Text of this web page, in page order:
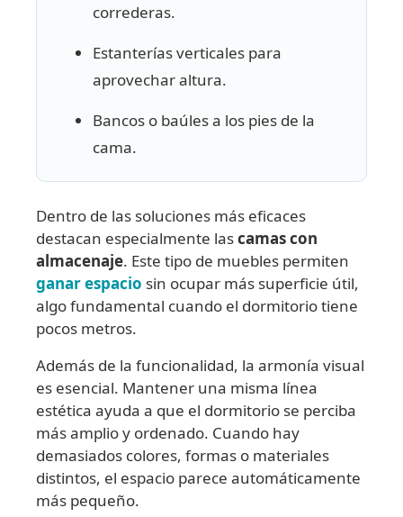
correderas.
Estanterías verticales para
aprovechar altura.
Bancos o baúles a los pies de la
cama.
Dentro de las soluciones más eficaces
destacan especialmente lascamas con
almacenaje. Este tipo de muebles permiten
ganar espacio sin ocupar más superficie útil,
algo fundamental cuando el dormitorio tiene
pocos metros.
Además de la funcionalidad, la armonía visual
es esencial. Mantener una misma línea
estética ayuda a que el dormitorio se perciba
más amplio y ordenado. Cuando hay
demasiados colores, formas o materiales
distintos, el espacio parece automáticamente
más pequeño.